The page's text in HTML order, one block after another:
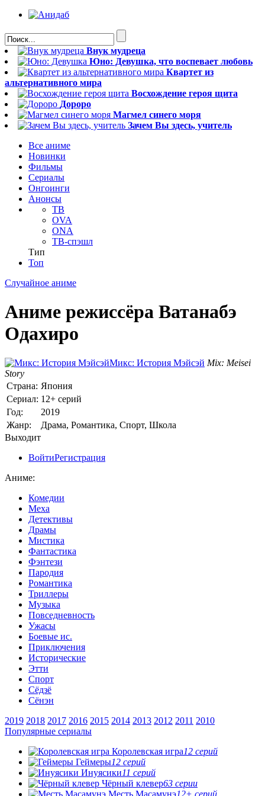
Внук мудреца
Юно: Девушка, что воспевает любовь
Квартет из
альтернативного мира
Восхождение героя щита
Дороро
Магмел синего моря
Зачем Вы здесь, учитель
Все аниме
Новинки
Фильмы
Сериалы
Онгоинги
Анонсы
ТВ
OVA
ONA
ТВ-спэшл
Тип
Топ
Случайное аниме
Аниме режиссёра Ватанабэ
Одахиро
Микс: История Мэйсэй Mix: Meisei
Story
Страна: Япония
Сериал: 12+ серий
Год:
2019
Жанр:
Драма, Романтика, Спорт, Школа
Выходит
ВойтиРегистрация
Аниме:
Комедии
Меха
Детективы
Драмы
Мистика
Фантастика
Фэнтези
Пародия
Романтика
Триллеры
Музыка
Повседневность
Ужасы
Боевые ис.
Приключения
Исторические
Этти
Спорт
Сёдзё
Сёнэн
2019 2018 2017 2016 2015 2014 2013 2012 2011 2010
Популярные сериалы
Королевская игра12 серий
Геймеры12 серий
Инуясики11 серий
Чёрный клевер63 серии
Месть Масамунэ12+ серий